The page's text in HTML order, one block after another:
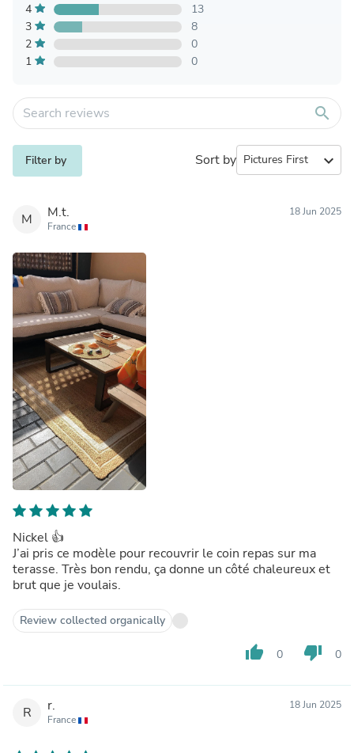
4
13
3
8
2
0
1
0
search
Filter by Sort by expand_more
M M.t.
France
18 Jun 2025
Nickel 👍
J’ai pris ce modèle pour recouvrir le coin repas sur ma
terasse. Très bon rendu, ça donne un côté chaleureux et
brut que je voulais.
Review collected organically
thumb_up 0 thumb_down 0
R r.
France
18 Jun 2025